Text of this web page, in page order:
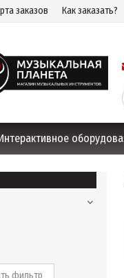
заказов Как заказать?
фильтр